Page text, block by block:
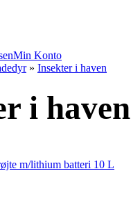
Min Konto
» Insekter i haven
i haven